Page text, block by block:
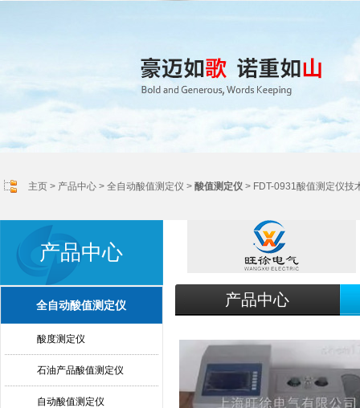
主页 > 产品中心 > 全自动酸值测定仪 > 酸值测定仪 > FDT-0931酸值测定仪技
产品中心
全自动酸值测定仪
酸度测定仪
石油产品酸值测定仪
自动酸值测定仪
产品中心